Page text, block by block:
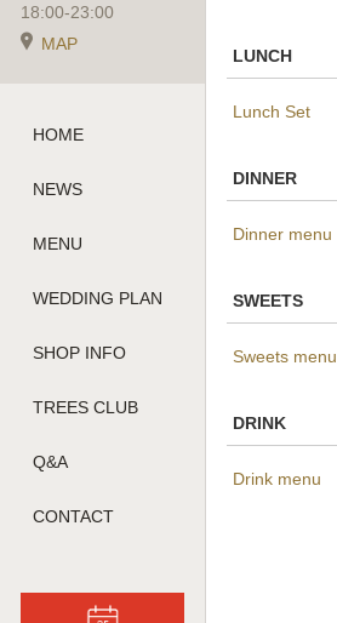
18:00-23:00
MAP
HOME
NEWS
MENU
WEDDING PLAN
SHOP INFO
TREES CLUB
Q&A
CONTACT
LUNCH
Lunch Set
DINNER
Dinner menu
SWEETS
Sweets menu
DRINK
Drink menu